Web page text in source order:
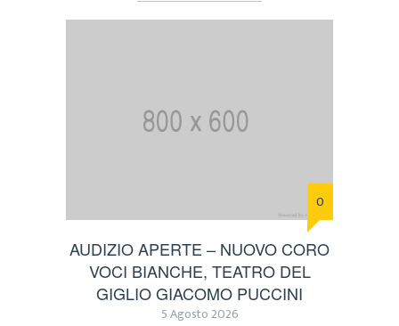
0
AUDIZIO APERTE – NUOVO CORO
VOCI BIANCHE, TEATRO DEL
GIGLIO GIACOMO PUCCINI
5 Agosto 2026